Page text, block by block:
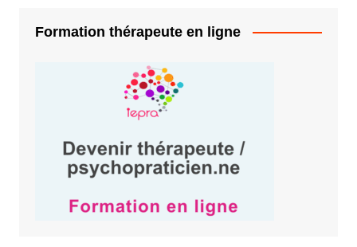
Formation thérapeute en ligne